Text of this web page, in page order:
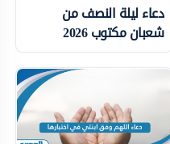
دعاء ليلة النصف من
شعبان مكتوب 2026